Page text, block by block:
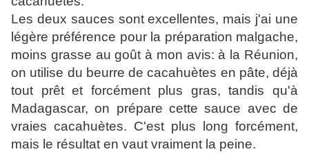
Les deux sauces sont excellentes, mais j'ai une
légère préférence pour la préparation malgache,
moins grasse au goût à mon avis: à la Réunion,
on utilise du beurre de cacahuètes en pâte, déjà
tout prêt et forcément plus gras, tandis qu'à
Madagascar, on prépare cette sauce avec de
vraies cacahuètes. C'est plus long forcément,
mais le résultat en vaut vraiment la peine.